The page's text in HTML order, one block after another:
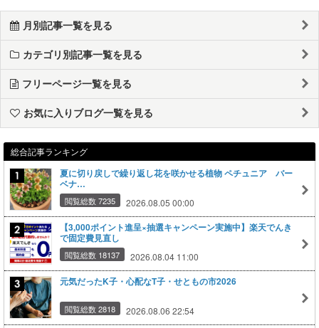
月別記事一覧を見る
カテゴリ別記事一覧を見る
フリーページ一覧を見る
お気に入りブログ一覧を見る
総合記事ランキング
夏に切り戻しで繰り返し花を咲かせる植物 ペチュニア バー
ベナ…
閲覧総数 7235 2026.08.05 00:00
【3,000ポイント進呈×抽選キャンペーン実施中】楽天でんき
で固定費見直し
閲覧総数 18137 2026.08.04 11:00
元気だったK子・心配なT子・せともの市2026
閲覧総数 2818 2026.08.06 22:54